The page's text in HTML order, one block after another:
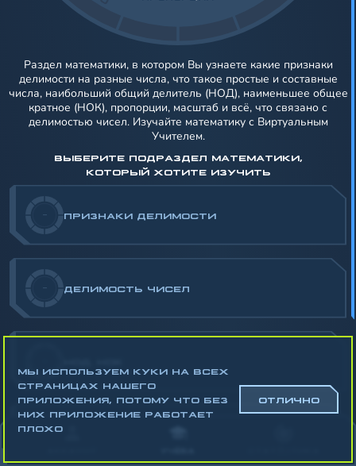
- ПРИЗНАКИ ДЕЛИМОСТИ
- ДЕЛИМОСТЬ ЧИСЕЛ
-
ВЫБЕРИТЕ ПОДРАЗДЕЛ МАТЕМАТИКИ,
КОТОРЫЙ ХОТИТЕ ИЗУЧИТЬ
Раздел математики, в котором Вы узнаете какие признаки
делимости на разные числа, что такое простые и составные
числа, наибольший общий делитель (НОД), наименьшее общее
кратное (НОК), пропорции, масштаб и всё, что связано с
делимостью чисел. Изучайте математику с Виртуальным
Учителем.
МЫ ИСПОЛЬЗУЕМ КУКИ НА ВСЕХ
СТРАНИЦАХ НАШЕГО
ПРИЛОЖЕНИЯ, ПОТОМУ ЧТО БЕЗ
НИХ ПРИЛОЖЕНИЕ РАБОТАЕТ
ПЛОХО
ОТЛИЧНО